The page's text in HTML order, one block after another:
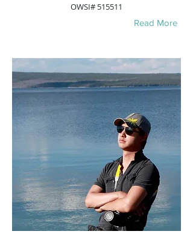
OWSI# 515511
Read More